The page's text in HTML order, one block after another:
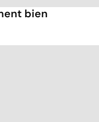
bien